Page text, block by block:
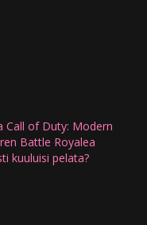
Call of Duty: Modern
Battle Royalea
kuuluisi pelata?